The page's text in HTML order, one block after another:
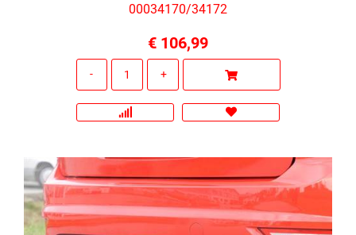
00034170/34172
€ 106,99